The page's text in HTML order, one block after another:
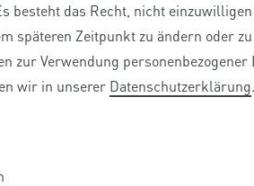
besteht das Recht, nicht
späteren Zeitpunkt zu ändern oder
zur Verwendung personenbezogener
wir in unserer Daten­schutz­erklärung.